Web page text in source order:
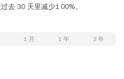
去 30 天里减少1.00%。
1 月 1 年 2 年